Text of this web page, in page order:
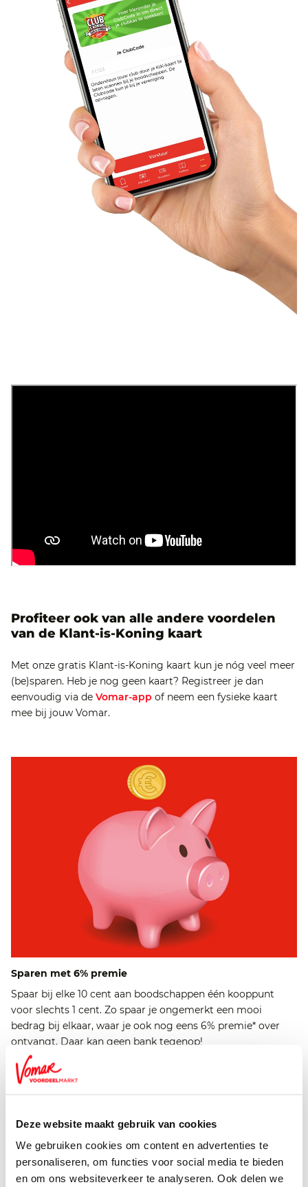
Deze website maakt gebruik van cookies
We gebruiken cookies om content en advertenties te
personaliseren, om functies voor social media te bieden
en om ons websiteverkeer te analyseren. Ook delen we
Profiteer ook van alle andere voordelen
van de Klant-is-Koning kaart
Met onze gratis Klant-is-Koning kaart kun je nóg veel meer
(be)sparen. Heb je nog geen kaart? Registreer je dan
eenvoudig via de Vomar-app of neem een fysieke kaart
mee bij jouw Vomar.
Sparen met 6% premie
Spaar bij elke 10 cent aan boodschappen één kooppunt
voor slechts 1 cent. Zo spaar je ongemerkt een mooi
bedrag bij elkaar, waar je ook nog eens 6% premie* over
ontvangt. Daar kan geen bank tegenop!
Lees meer